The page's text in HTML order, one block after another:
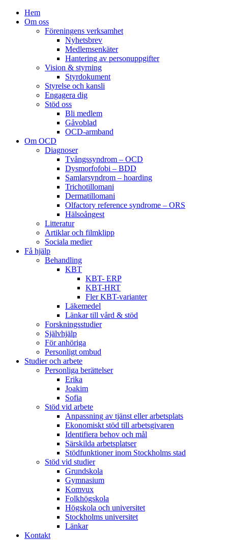
Hem
Om oss
Föreningens verksamhet
Nyhetsbrev
Medlemsenkäter
Hantering av personuppgifter
Vision & styrning
Styrdokument
Styrelse och kansli
Engagera dig
Stöd oss
Bli medlem
Gåvoblad
OCD-armband
Om OCD
Diagnoser
Tvångssyndrom – OCD
Dysmorfofobi – BDD
Samlarsyndrom – hoarding
Trichotillomani
Dermatillomani
Olfactory reference syndrome – ORS
Hälsoångest
Litteratur
Artiklar och filmklipp
Sociala medier
Få hjälp
Behandling
KBT
KBT- ERP
KBT-HRT
Fler KBT-varianter
Läkemedel
Länkar till vård & stöd
Forskningsstudier
Självhjälp
För anhöriga
Personligt ombud
Studier och arbete
Personliga berättelser
Erika
Joakim
Sofia
Stöd vid arbete
Anpassning av tjänst eller arbetsplats
Ekonomiskt stöd till arbetsgivaren
Identifiera behov och mål
Särskilda arbetsplatser
Stödfunktioner inom Stockholms stad
Stöd vid studier
Grundskola
Gymnasium
Komvux
Folkhögskola
Högskola och universitet
Stockholms universitet
Länkar
Kontakt